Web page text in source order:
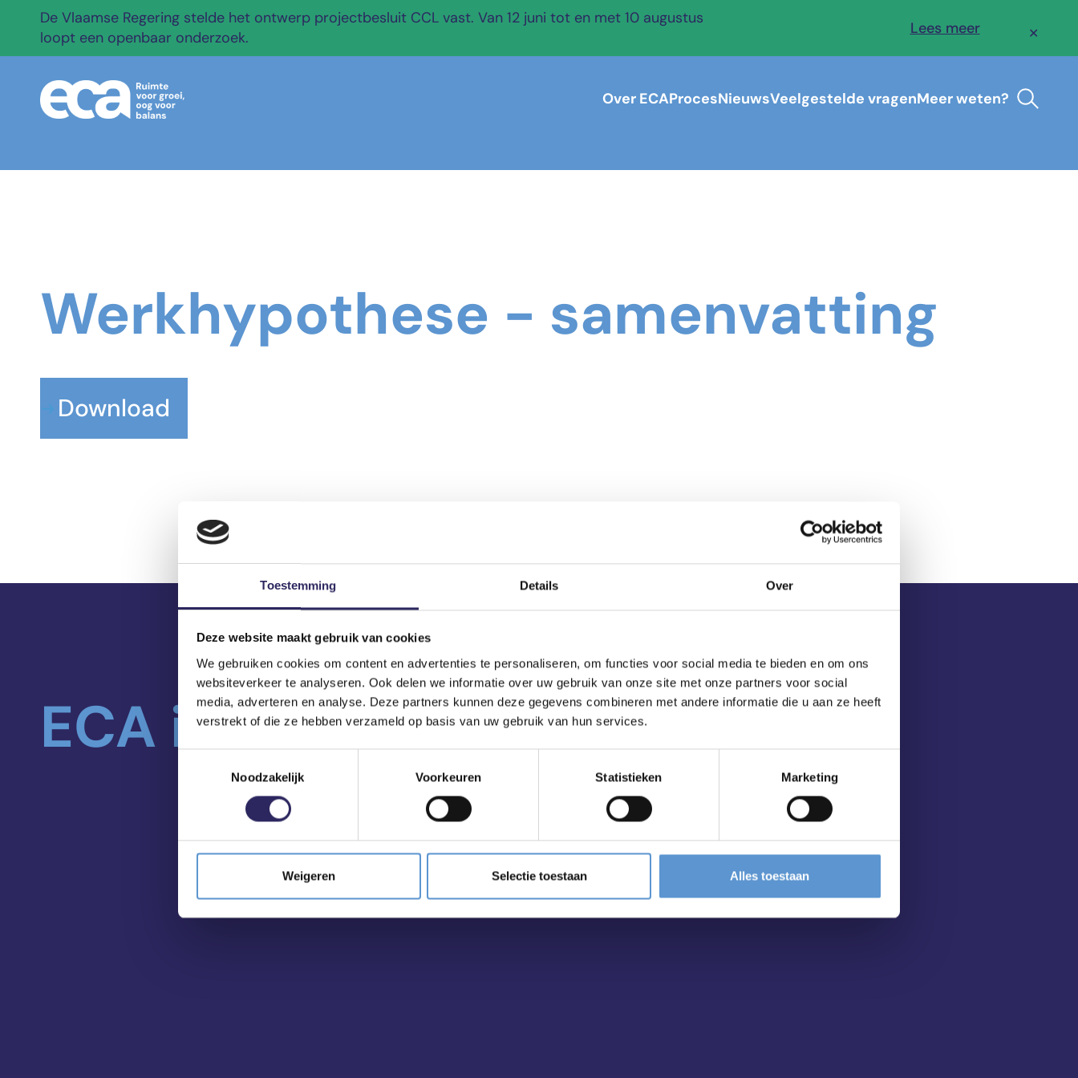
Toestemming Details Over
Deze website maakt gebruik van cookies
We gebruiken cookies om content en advertenties te personaliseren, om functies voor social media te bieden en om ons
websiteverkeer te analyseren. Ook delen we informatie over uw gebruik van onze site met onze partners voor social
media, adverteren en analyse. Deze partners kunnen deze gegevens combineren met andere informatie die u aan ze heeft
verstrekt of die ze hebben verzameld op basis van uw gebruik van hun services.
Noodzakelijk
Voorkeuren Statistieken Marketing
Weigeren Selectie toestaan Alles toestaan
De Vlaamse Regering stelde het ontwerp projectbesluit CCL vast. Van 12 juni tot en met 10 augustus
loopt een openbaar onderzoek.
Lees meer ✕
Over ECAProcesNieuwsVeelgestelde vragenMeer weten?
Werkhypothese - samenvatting
Download
ECA in je mailbox?